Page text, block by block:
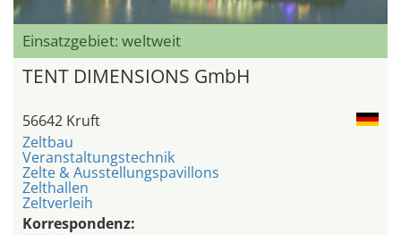
Einsatzgebiet: weltweit
TENT DIMENSIONS GmbH
56642 Kruft
Zeltbau
Veranstaltungstechnik
Zelte & Ausstellungspavillons
Zelthallen
Zeltverleih
Korrespondenz: